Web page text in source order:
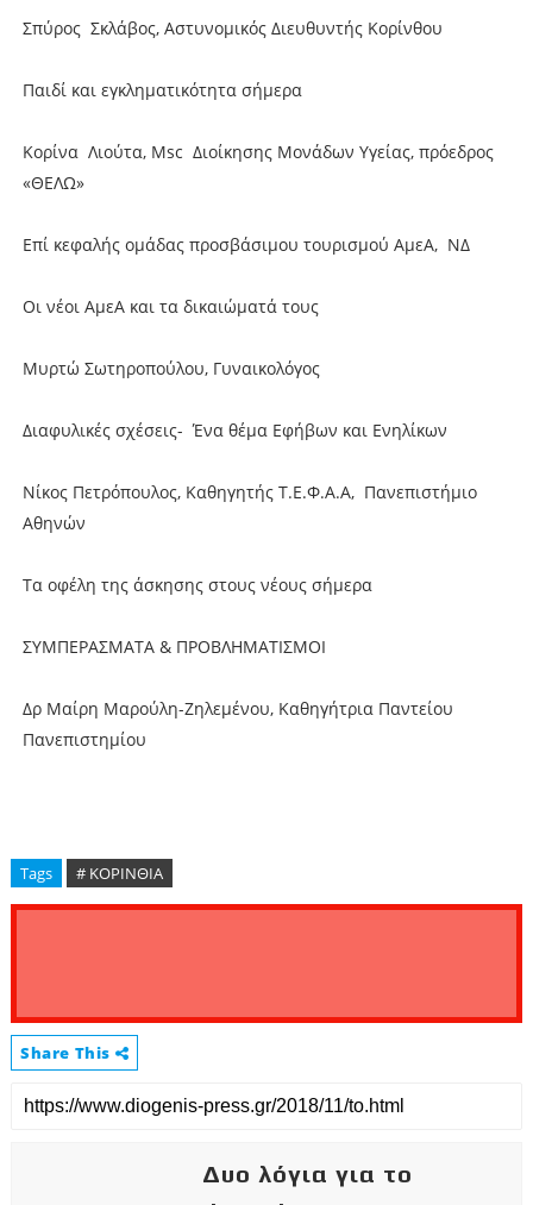
Σπύρος Σκλάβος, Αστυνομικός Διευθυντής Κορίνθου
Παιδί και εγκληματικότητα σήμερα
Κορίνα Λιούτα, Μsc Διοίκησης Μονάδων Υγείας, πρόεδρος
«ΘΕΛΩ»
Επί κεφαλής ομάδας προσβάσιμου τουρισμού ΑμεΑ, ΝΔ
Οι νέοι ΑμεΑ και τα δικαιώματά τους
Μυρτώ Σωτηροπούλου, Γυναικολόγος
Διαφυλικές σχέσεις- Ένα θέμα Εφήβων και Ενηλίκων
Νίκος Πετρόπουλος, Καθηγητής Τ.Ε.Φ.Α.Α, Πανεπιστήμιο
Αθηνών
Τα οφέλη της άσκησης στους νέους σήμερα
ΣΥΜΠΕΡΑΣΜΑΤΑ & ΠΡΟΒΛΗΜΑΤΙΣΜΟΙ
Δρ Μαίρη Μαρούλη-Ζηλεμένου, Καθηγήτρια Παντείου
Πανεπιστημίου
Tags # ΚΟΡΙΝΘΙΑ
Share This
Δυο λόγια για το